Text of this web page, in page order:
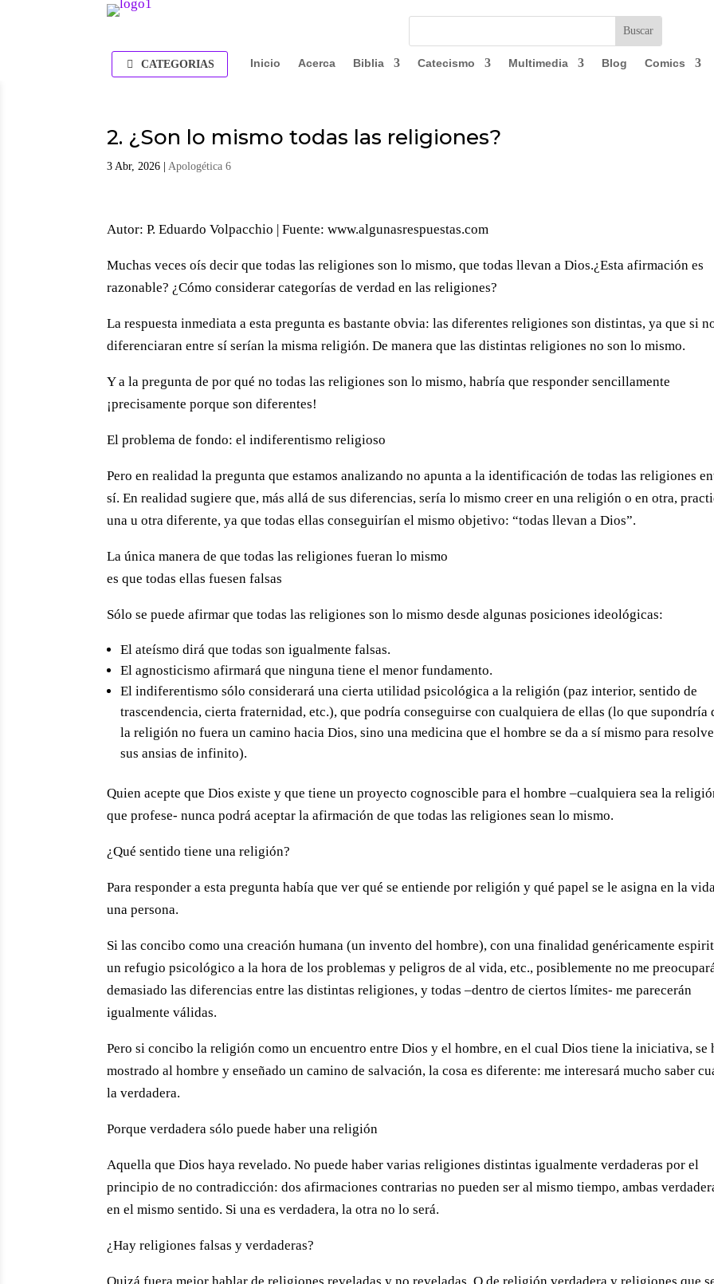
CATEGORIAS Inicio Acerca Biblia Catecismo Multimedia Blog Comics
2. ¿Son lo mismo todas las religiones?
3 Abr, 2026 |Apologética 6
Autor: P. Eduardo Volpacchio | Fuente: www.algunasrespuestas.com
Muchas veces oís decir que todas las religiones son lo mismo, que todas llevan a Dios.¿Esta afirmación es
razonable? ¿Cómo considerar categorías de verdad en las religiones?
La respuesta inmediata a esta pregunta es bastante obvia: las diferentes religiones son distintas, ya que si
diferenciaran entre sí serían la misma religión. De manera que las distintas religiones no son lo mismo.
Y a la pregunta de por qué no todas las religiones son lo mismo, habría que responder sencillamente
¡precisamente porque son diferentes!
El problema de fondo: el indiferentismo religioso
Pero en realidad la pregunta que estamos analizando no apunta a la identificación de todas las religiones
sí. En realidad sugiere que, más allá de sus diferencias, sería lo mismo creer en una religión o en otra,
una u otra diferente, ya que todas ellas conseguirían el mismo objetivo: “todas llevan a Dios”.
La única manera de que todas las religiones fueran lo mismo
es que todas ellas fuesen falsas
Sólo se puede afirmar que todas las religiones son lo mismo desde algunas posiciones ideológicas:
El ateísmo dirá que todas son igualmente falsas.
El agnosticismo afirmará que ninguna tiene el menor fundamento.
El indiferentismo sólo considerará una cierta utilidad psicológica a la religión (paz interior, sentido de
trascendencia, cierta fraternidad, etc.), que podría conseguirse con cualquiera de ellas (lo que supondría
la religión no fuera un camino hacia Dios, sino una medicina que el hombre se da a sí mismo para
sus ansias de infinito).
Quien acepte que Dios existe y que tiene un proyecto cognoscible para el hombre –cualquiera sea la
que profese- nunca podrá aceptar la afirmación de que todas las religiones sean lo mismo.
¿Qué sentido tiene una religión?
Para responder a esta pregunta había que ver qué se entiende por religión y qué papel se le asigna en la
una persona.
Si las concibo como una creación humana (un invento del hombre), con una finalidad genéricamente
un refugio psicológico a la hora de los problemas y peligros de al vida, etc., posiblemente no me
demasiado las diferencias entre las distintas religiones, y todas –dentro de ciertos límites- me parecerán
igualmente válidas.
Pero si concibo la religión como un encuentro entre Dios y el hombre, en el cual Dios tiene la iniciativa, se
mostrado al hombre y enseñado un camino de salvación, la cosa es diferente: me interesará mucho saber
la verdadera.
Porque verdadera sólo puede haber una religión
Aquella que Dios haya revelado. No puede haber varias religiones distintas igualmente verdaderas por el
principio de no contradicción: dos afirmaciones contrarias no pueden ser al mismo tiempo, ambas
en el mismo sentido. Si una es verdadera, la otra no lo será.
¿Hay religiones falsas y verdaderas?